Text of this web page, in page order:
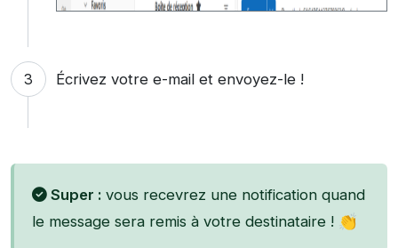
Écrivez votre e-mail et envoyez-le !
Super : vous recevrez une notification quand
le message sera remis à votre destinataire ! 👏